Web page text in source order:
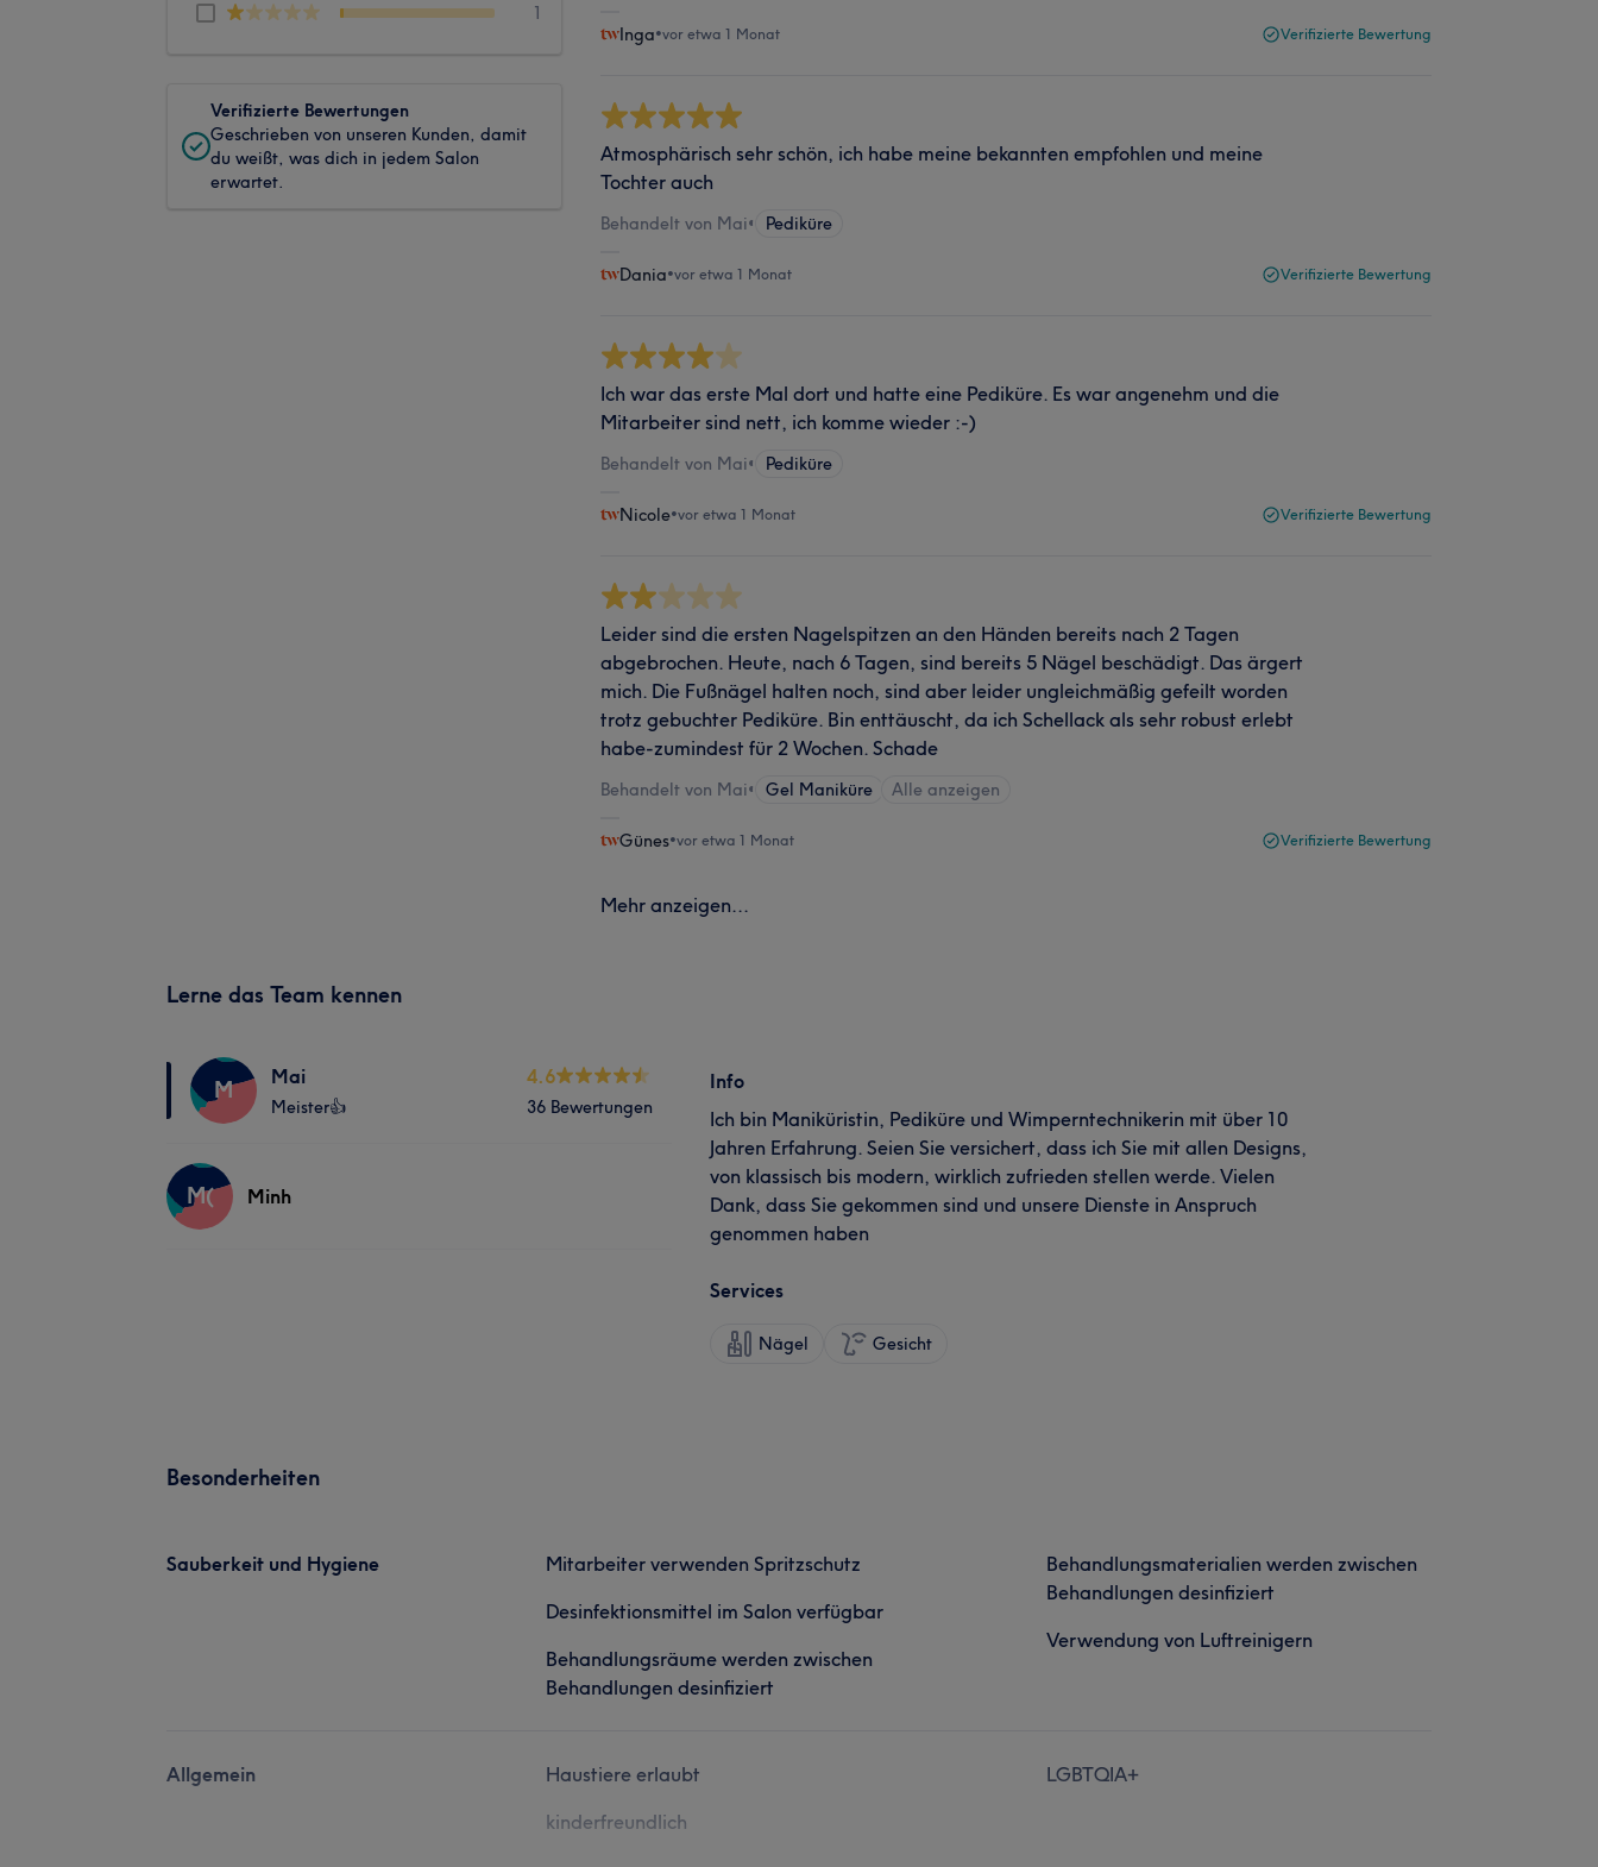
1
Verifizierte Bewertungen
Geschrieben von unseren Kunden, damit
du weißt, was dich in jedem Salon
erwartet.
Inga•vor etwa 1 Monat Verifizierte Bewertung
Atmosphärisch sehr schön, ich habe meine bekannten empfohlen und meine
Tochter auch
Behandelt von Mai• Pediküre
Dania•vor etwa 1 Monat Verifizierte Bewertung
Ich war das erste Mal dort und hatte eine Pediküre. Es war angenehm und die
Mitarbeiter sind nett, ich komme wieder :-)
Behandelt von Mai• Pediküre
Nicole•vor etwa 1 Monat Verifizierte Bewertung
Leider sind die ersten Nagelspitzen an den Händen bereits nach 2 Tagen
abgebrochen. Heute, nach 6 Tagen, sind bereits 5 Nägel beschädigt. Das ärgert
mich. Die Fußnägel halten noch, sind aber leider ungleichmäßig gefeilt worden
trotz gebuchter Pediküre. Bin enttäuscht, da ich Schellack als sehr robust erlebt
habe-zumindest für 2 Wochen. Schade
Behandelt von Mai• Gel Maniküre Alle anzeigen
Günes•vor etwa 1 Monat Verifizierte Bewertung
Mehr anzeigen...
Lerne das Team kennen
M Mai
Meister👍
4.6
36 Bewertungen
M( Minh
Info
Ich bin Maniküristin, Pediküre und Wimperntechnikerin mit über 10
Jahren Erfahrung. Seien Sie versichert, dass ich Sie mit allen Designs,
von klassisch bis modern, wirklich zufrieden stellen werde. Vielen
Dank, dass Sie gekommen sind und unsere Dienste in Anspruch
genommen haben
Services
Nägel Gesicht
Besonderheiten
Sauberkeit und Hygiene
Mitarbeiter verwenden Spritzschutz
Desinfektionsmittel im Salon verfügbar
Behandlungsräume werden zwischen
Behandlungen desinfiziert
Behandlungsmaterialien werden zwischen
Behandlungen desinfiziert
Verwendung von Luftreinigern
Allgemein
Haustiere erlaubt
kinderfreundlich
LGBTQIA+